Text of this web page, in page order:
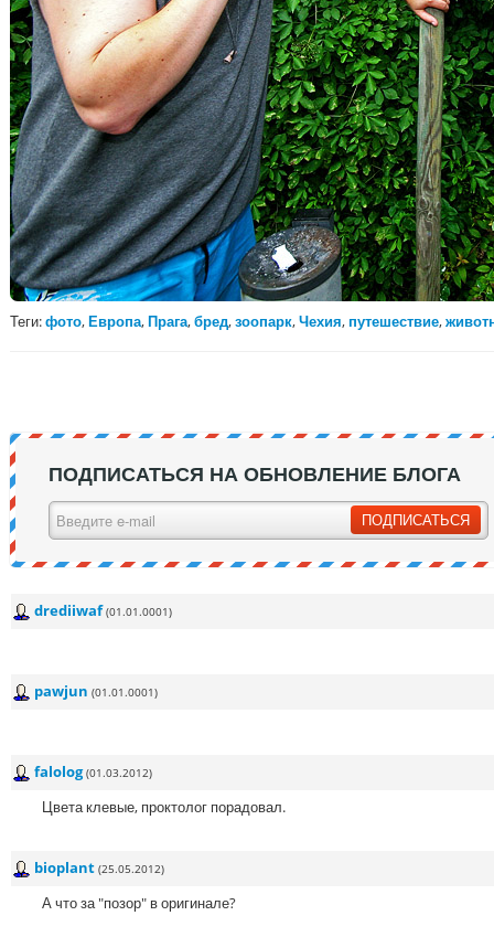
Теги:фото,Европа,Прага,бред,зоопарк,Чехия,путешествие,
ПОДПИСАТЬСЯ НА ОБНОВЛЕНИЕ БЛОГА
drediiwaf (01.01.0001)
pawjun (01.01.0001)
falolog (01.03.2012)
Цвета клевые, проктолог порадовал.
bioplant (25.05.2012)
А что за "позор" в оригинале?